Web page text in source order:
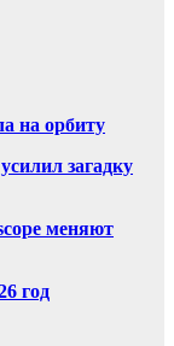
на орбиту
загадку
меняют
год